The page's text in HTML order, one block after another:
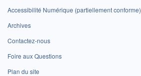
Accessibilité Numérique (partiellement conforme)
Archives
Contactez-nous
Foire aux Questions
Plan du site